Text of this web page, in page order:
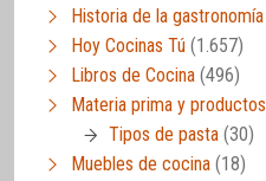
Historia de la gastronomía
Hoy Cocinas Tú (1.657)
Libros de Cocina (496)
Materia prima y productos
Tipos de pasta (30)
Muebles de cocina (18)